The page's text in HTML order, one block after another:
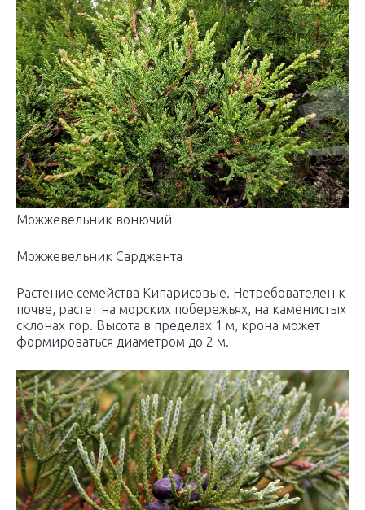
Можжевельник вонючий
Можжевельник Сарджента
Растение семейства Кипарисовые. Нетребователен к
почве, растет на морских побережьях, на каменистых
склонах гор. Высота в пределах 1 м, крона может
формироваться диаметром до 2 м.